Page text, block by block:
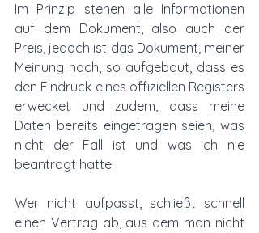
Im Prinzip stehen alle Informationen
auf dem Dokument, also auch der
Preis, jedoch ist das Dokument, meiner
Meinung nach, so aufgebaut, dass es
den Eindruck eines offiziellen Registers
erwecket und zudem, dass meine
Daten bereits eingetragen seien, was
nicht der Fall ist und was ich nie
beantragt hatte.
Wer nicht aufpasst, schließt schnell
einen Vertrag ab, aus dem man nicht